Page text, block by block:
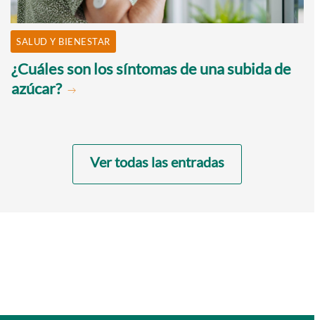
SALUD Y BIENESTAR
¿Cuáles son los síntomas de una subida de
azúcar?
Ver todas las entradas